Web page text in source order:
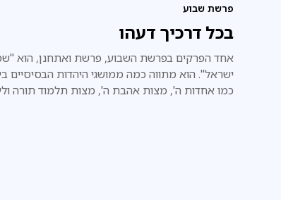
פרשת שבוע
בכל דרכיך דעהו
אחד הפרקים בפרשת השבוע, פרשת ואתחנן, הוא
ישראל". הוא מתווה כמה ממושגי היהדות הבסיסיים
כמו אחדות ה', מצות אהבת ה', מצות תלמוד תורה